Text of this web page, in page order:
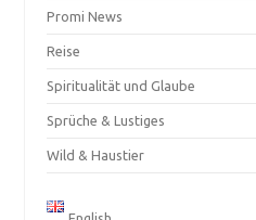
Promi News
Reise
Spiritualität und Glaube
Sprüche & Lustiges
Wild & Haustier